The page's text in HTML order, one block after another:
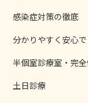
感染症対策の徹底
分かりやすく安心
半個室診療室・完
土日診療